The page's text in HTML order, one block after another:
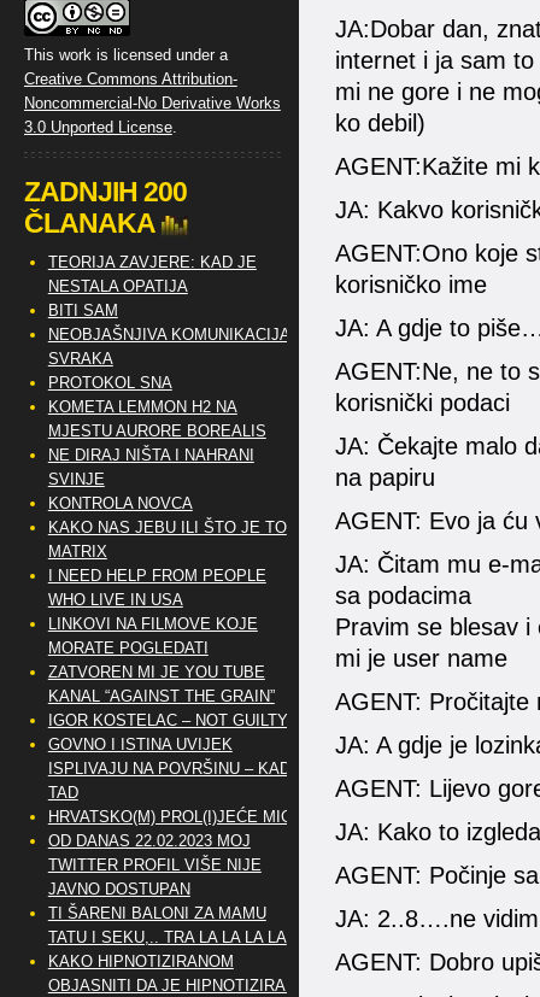
JA:Dobar dan,
internet i ja sam
mi ne gore i ne
ko debil)
AGENT:Kažite mi
JA: Kakvo
AGENT:Ono koje
korisničko ime
JA: A gdje to
AGENT:Ne, ne to
korisnički podaci
JA: Čekajte malo
na papiru
AGENT: Evo ja
JA: Čitam mu e-
sa podacima
Pravim se blesav
mi je user name
AGENT: Pročitajte
JA: A gdje je
AGENT: Lijevo
JA: Kako to izgleda
AGENT: Počinje
JA: 2..8….ne
AGENT: Dobro
This work is licensed under a
Creative Commons Attribution-
Noncommercial-No Derivative Works
3.0 Unported License.
ZADNJIH 200
ČLANAKA
TEORIJA ZAVJERE: KAD JE
NESTALA OPATIJA
BITI SAM
NEOBJAŠNJIVA KOMUNIKACIJA
SVRAKA
PROTOKOL SNA
KOMETA LEMMON H2 NA
MJESTU AURORE BOREALIS
NE DIRAJ NIŠTA I NAHRANI
SVINJE
KONTROLA NOVCA
KAKO NAS JEBU ILI ŠTO JE TO
MATRIX
I NEED HELP FROM PEOPLE
WHO LIVE IN USA
LINKOVI NA FILMOVE KOJE
MORATE POGLEDATI
ZATVOREN MI JE YOU TUBE
KANAL “AGAINST THE GRAIN”
IGOR KOSTELAC – NOT GUILTY
GOVNO I ISTINA UVIJEK
ISPLIVAJU NA POVRŠINU – KAD
TAD
HRVATSKO(M) PROL(I)JEĆE MIG
OD DANAS 22.02.2023 MOJ
TWITTER PROFIL VIŠE NIJE
JAVNO DOSTUPAN
TI ŠARENI BALONI ZA MAMU
TATU I SEKU,.. TRA LA LA LA LA
KAKO HIPNOTIZIRANOM
OBJASNITI DA JE HIPNOTIZIRAN